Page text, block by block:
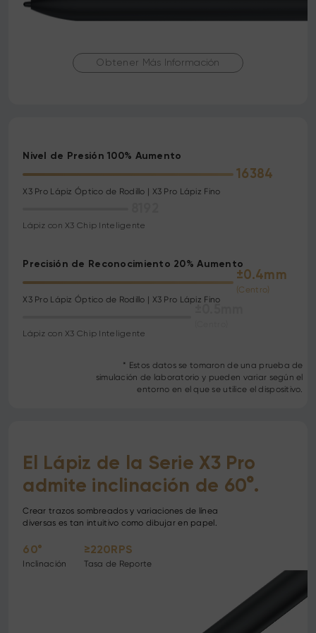
Obtener Más Información
Nivel de Presión 100% Aumento
16384
X3 Pro Lápiz Óptico de Rodillo | X3 Pro Lápiz Fino
Lápiz con X3 Chip Inteligente
Precisión de Reconocimiento 20% Aumento
±0.4mm
(Centro)
X3 Pro Lápiz Óptico de Rodillo | X3 Pro Lápiz Fino
Lápiz con X3 Chip Inteligente
* Estos datos se tomaron de una prueba de
simulación de laboratorio y pueden variar según el
entorno en el que se utilice el dispositivo.
El Lápiz de la Serie X3 Pro
admite inclinación de 60°.
Crear trazos sombreados y variaciones de línea
diversas es tan intuitivo como dibujar en papel.
60°
Inclinación
≥220RPS
Tasa de Reporte